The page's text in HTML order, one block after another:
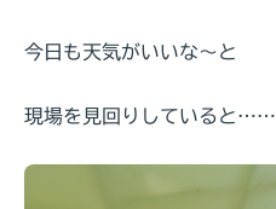
今日も天気がいいな～と
現場を見回りしていると……